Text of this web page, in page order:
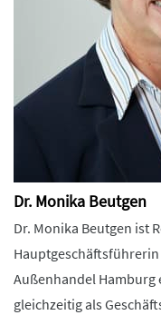
Dr. Monika Beutgen
Dr. Monika Beutgen ist
Außenhandel Hamburg
gleichzeitig als